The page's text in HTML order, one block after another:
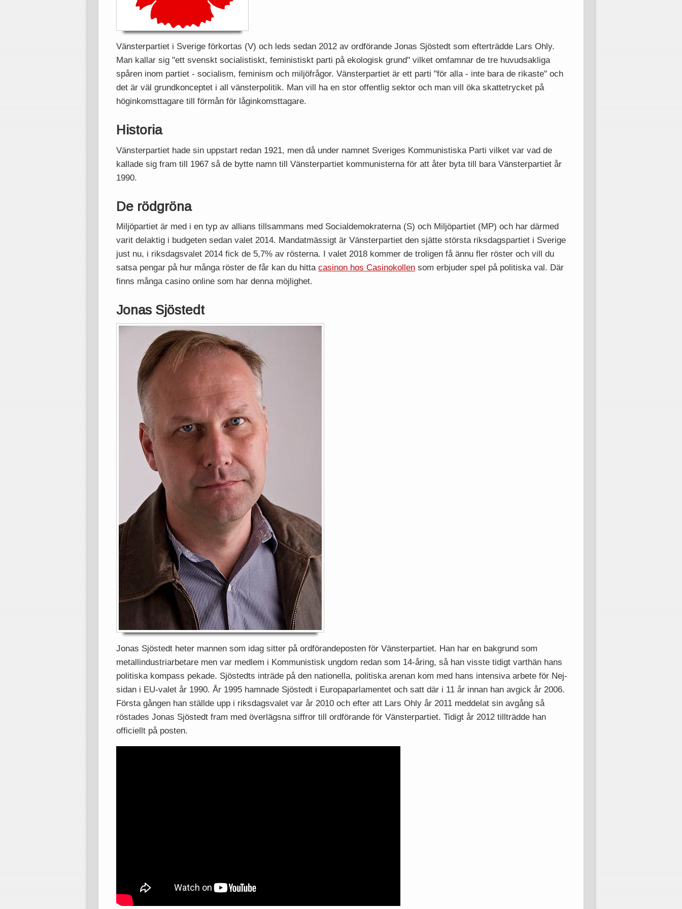
Vänsterpartiet i Sverige förkortas (V) och leds sedan 2012 av ordförande Jonas Sjöstedt som efterträdde Lars Ohly.
Man kallar sig "ett svenskt socialistiskt, feministiskt parti på ekologisk grund" vilket omfamnar de tre huvudsakliga
spåren inom partiet - socialism, feminism och miljöfrågor. Vänsterpartiet är ett parti "för alla - inte bara de rikaste" och
det är väl grundkonceptet i all vänsterpolitik. Man vill ha en stor offentlig sektor och man vill öka skattetrycket på
höginkomsttagare till förmån för låginkomsttagare.
Historia
Vänsterpartiet hade sin uppstart redan 1921, men då under namnet Sveriges Kommunistiska Parti vilket var vad de
kallade sig fram till 1967 så de bytte namn till Vänsterpartiet kommunisterna för att åter byta till bara Vänsterpartiet år
1990.
De rödgröna
Miljöpartiet är med i en typ av allians tillsammans med Socialdemokraterna (S) och Miljöpartiet (MP) och har därmed
varit delaktig i budgeten sedan valet 2014. Mandatmässigt är Vänsterpartiet den sjätte största riksdagspartiet i Sverige
just nu, i riksdagsvalet 2014 fick de 5,7% av rösterna. I valet 2018 kommer de troligen få ännu fler röster och vill du
satsa pengar på hur många röster de får kan du hittacasinon hos Casinokollen som erbjuder spel på politiska val. Där
finns många casino online som har denna möjlighet.
Jonas Sjöstedt
Jonas Sjöstedt heter mannen som idag sitter på ordförandeposten för Vänsterpartiet. Han har en bakgrund som
metallindustriarbetare men var medlem i Kommunistisk ungdom redan som 14-åring, så han visste tidigt varthän hans
politiska kompass pekade. Sjöstedts inträde på den nationella, politiska arenan kom med hans intensiva arbete för Nej-
sidan i EU-valet år 1990. År 1995 hamnade Sjöstedt i Europaparlamentet och satt där i 11 år innan han avgick år 2006.
Första gången han ställde upp i riksdagsvalet var år 2010 och efter att Lars Ohly år 2011 meddelat sin avgång så
röstades Jonas Sjöstedt fram med överlägsna siffror till ordförande för Vänsterpartiet. Tidigt år 2012 tillträdde han
officiellt på posten.